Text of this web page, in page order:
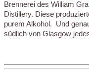
Brennerei des William
Distillery. Diese
purem Alkohol. Und
südlich von Glasgow